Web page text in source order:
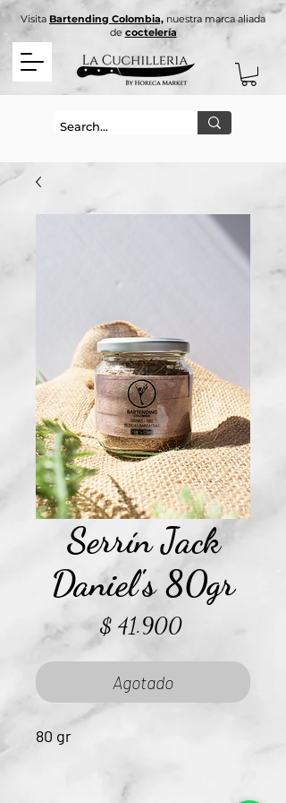
Visita Bartending Colombia, nuestra marca aliada
de coctelería
Serrín Jack
Daniel's 80gr
$ 41.900Precio
Agotado
80 gr